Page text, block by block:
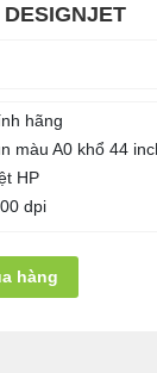
hãng
màu A0 khổ 44
HP
dpi
hàng